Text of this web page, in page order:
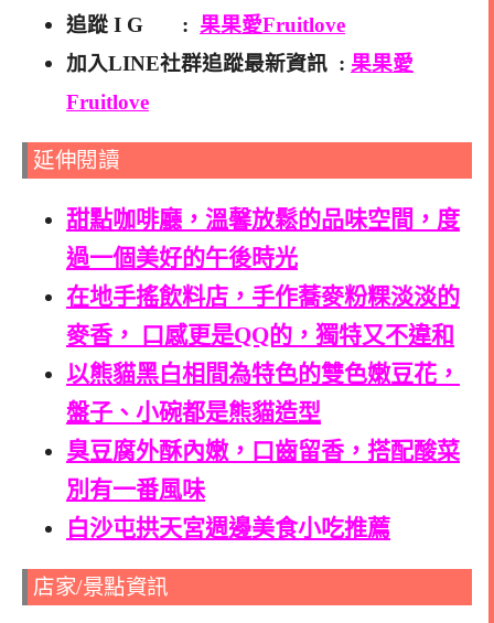
追蹤 I G : 果果愛Fruitlove
加入LINE社群追蹤最新資訊 : 果果愛
Fruitlove
延伸閱讀
甜點咖啡廳，溫馨放鬆的品味空間，度
過一個美好的午後時光
在地手搖飲料店，手作蕎麥粉粿淡淡的
麥香， 口感更是QQ的，獨特又不違和
以熊貓黑白相間為特色的雙色嫩豆花，
盤子、小碗都是熊貓造型
臭豆腐外酥內嫩，口齒留香，搭配酸菜
別有一番風味
白沙屯拱天宮週邊美食小吃推薦
店家/景點資訊